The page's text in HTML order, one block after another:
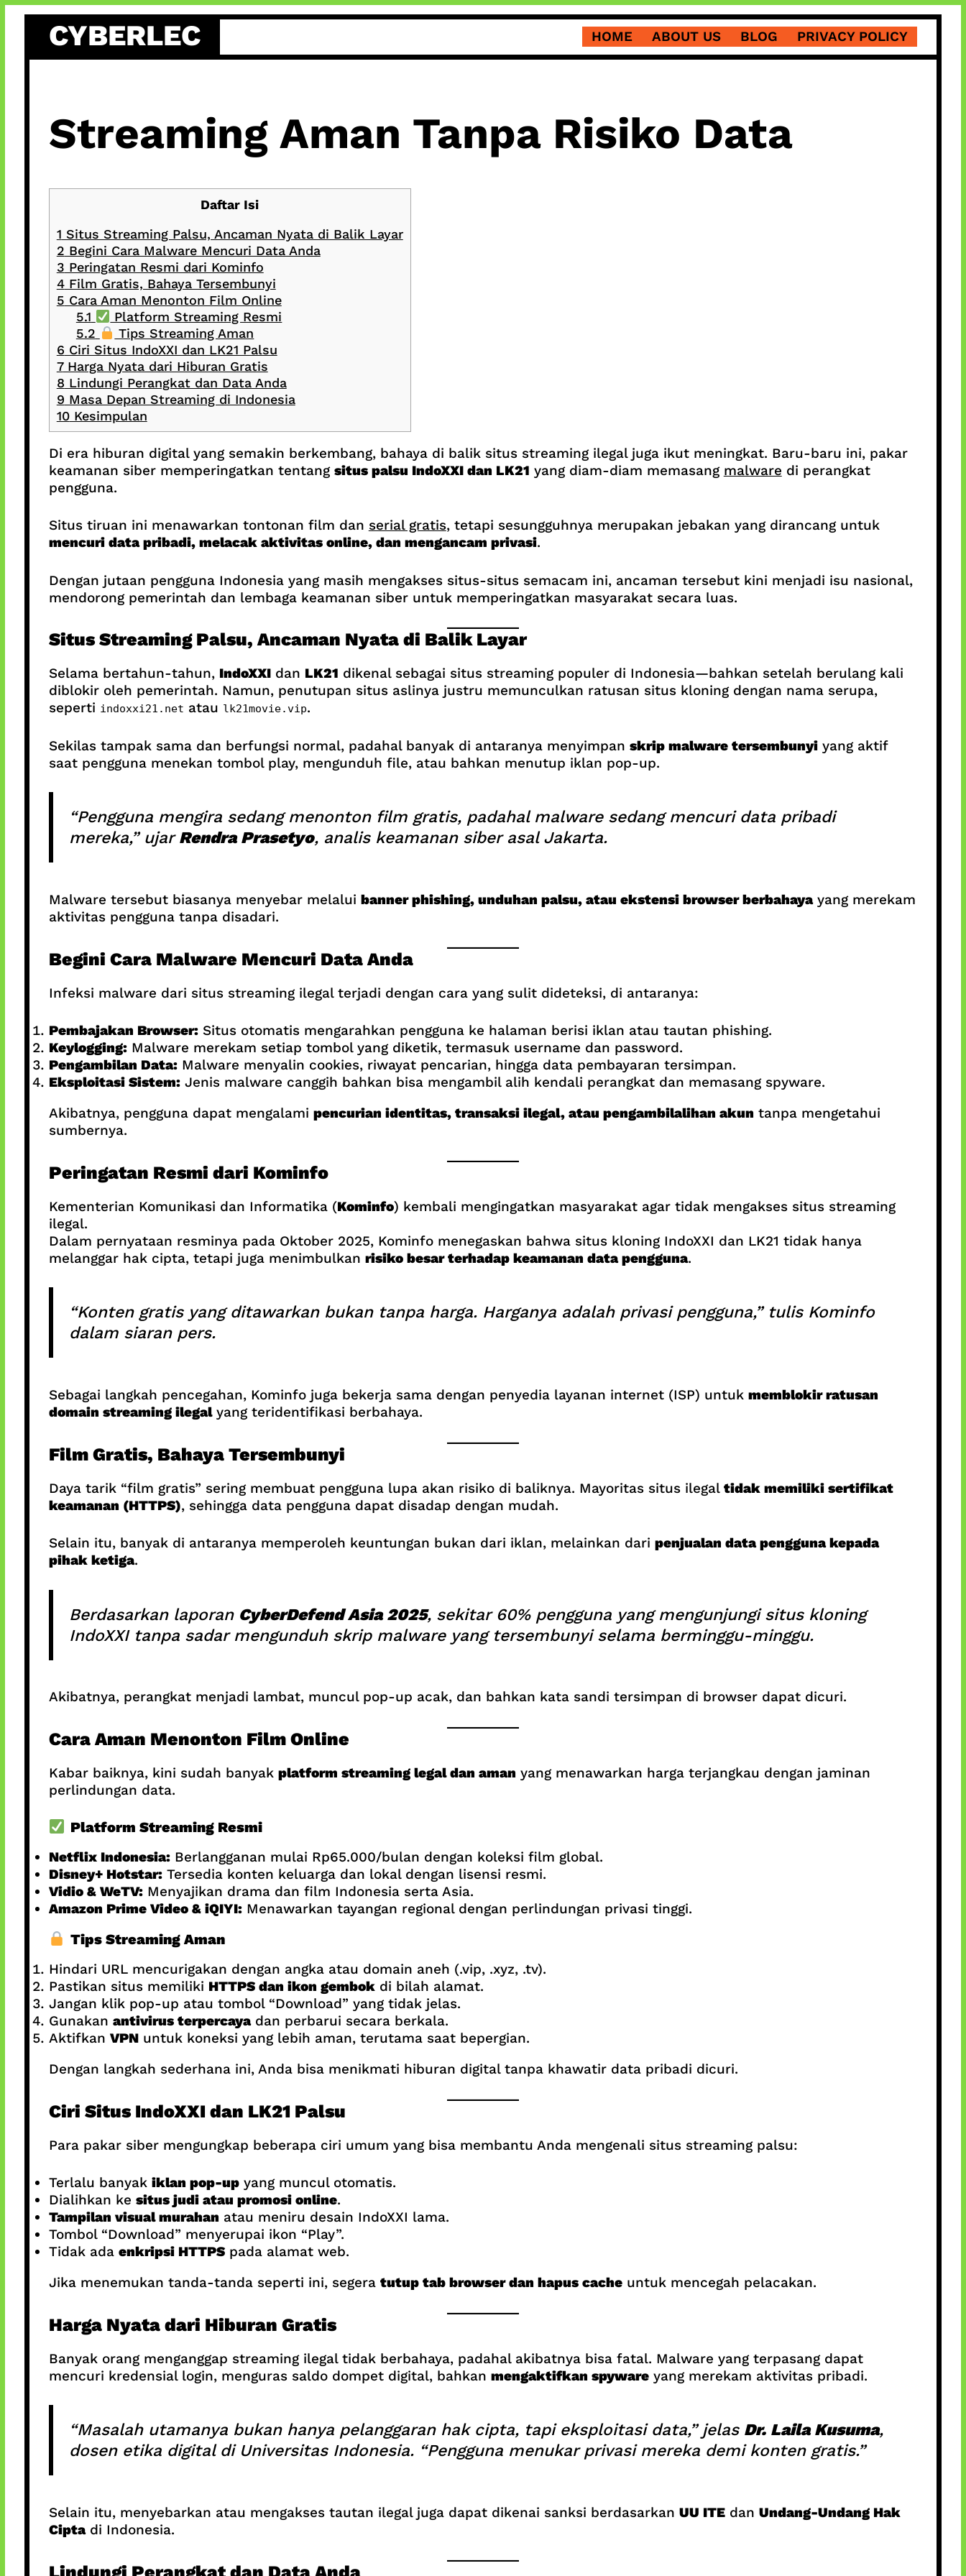
content
CYBERLEC HOME ABOUT US BLOG PRIVACY POLICY
Streaming Aman Tanpa Risiko Data
Daftar Isi
1 Situs Streaming Palsu, Ancaman Nyata di Balik Layar
2 Begini Cara Malware Mencuri Data Anda
3 Peringatan Resmi dari Kominfo
4Film Gratis, Bahaya Tersembunyi
5 Cara Aman Menonton Film Online
5.1
Platform Streaming Resmi
5.2
Tips Streaming Aman
6 Ciri Situs IndoXXI dan LK21 Palsu
7Harga Nyata dari Hiburan Gratis
8 Lindungi Perangkat dan Data Anda
9 Masa Depan Streaming di Indonesia
10Kesimpulan
Di era hiburan digital yang semakin berkembang, bahaya di balik situs streaming ilegal juga ikut meningkat. Baru-baru ini, pakar
keamanan siber memperingatkan tentang situs palsu IndoXXI dan LK21 yang diam-diam memasang malware di perangkat
pengguna.
Situs tiruan ini menawarkan tontonan film dan serial gratis, tetapi sesungguhnya merupakan jebakan yang dirancang untuk
mencuri data pribadi, melacak aktivitas online, dan mengancam privasi.
Dengan jutaan pengguna Indonesia yang masih mengakses situs-situs semacam ini, ancaman tersebut kini menjadi isu nasional,
mendorong pemerintah dan lembaga keamanan siber untuk memperingatkan masyarakat secara luas.
Situs Streaming Palsu, Ancaman Nyata di Balik Layar
Selama bertahun-tahun, IndoXXIdan LK21 dikenal sebagai situs streaming populer di Indonesia—bahkan setelah berulang kali
diblokir oleh pemerintah. Namun, penutupan situs aslinya justru memunculkan ratusan situs kloning dengan nama serupa,
seperti indoxxi21.net atau lk21movie.vip.
Sekilas tampak sama dan berfungsi normal, padahal banyak di antaranya menyimpan skrip malware tersembunyiyang aktif
saat pengguna menekan tombol play, mengunduh file, atau bahkan menutup iklan pop-up.
“Pengguna mengira sedang menonton film gratis, padahal malware sedang mencuri data pribadi
mereka,” ujarRendra Prasetyo, analis keamanan siber asal Jakarta.
Malware tersebut biasanya menyebar melalui banner phishing, unduhan palsu, atau ekstensi browser berbahayayang merekam
aktivitas pengguna tanpa disadari.
Begini Cara Malware Mencuri Data Anda
Infeksi malware dari situs streaming ilegal terjadi dengan cara yang sulit dideteksi, di antaranya:
Pembajakan Browser:Situs otomatis mengarahkan pengguna ke halaman berisi iklan atau tautan phishing.
Keylogging:Malware merekam setiap tombol yang diketik, termasuk username dan password.
Pengambilan Data:Malware menyalin cookies, riwayat pencarian, hingga data pembayaran tersimpan.
Eksploitasi Sistem:Jenis malware canggih bahkan bisa mengambil alih kendali perangkat dan memasang spyware.
Akibatnya, pengguna dapat mengalami pencurian identitas, transaksi ilegal, atau pengambilalihan akun tanpa mengetahui
sumbernya.
Peringatan Resmi dari Kominfo
Kementerian Komunikasi dan Informatika (Kominfo) kembali mengingatkan masyarakat agar tidak mengakses situs streaming
ilegal.
Dalam pernyataan resminya pada Oktober 2025, Kominfo menegaskan bahwa situs kloning IndoXXI dan LK21 tidak hanya
melanggar hak cipta, tetapi juga menimbulkan risiko besar terhadap keamanan data pengguna.
“Konten gratis yang ditawarkan bukan tanpa harga. Harganya adalah privasi pengguna,” tulis Kominfo
dalam siaran pers.
Sebagai langkah pencegahan, Kominfo juga bekerja sama dengan penyedia layanan internet (ISP) untuk memblokir ratusan
domain streaming ilegalyang teridentifikasi berbahaya.
Film Gratis, Bahaya Tersembunyi
Daya tarik “film gratis” sering membuat pengguna lupa akan risiko di baliknya. Mayoritas situs ilegal tidak memiliki sertifikat
keamanan (HTTPS), sehingga data pengguna dapat disadap dengan mudah.
Selain itu, banyak di antaranya memperoleh keuntungan bukan dari iklan, melainkan dari penjualan data pengguna kepada
pihak ketiga.
Berdasarkan laporan CyberDefend Asia 2025, sekitar 60% pengguna yang mengunjungi situs kloning
IndoXXI tanpa sadar mengunduh skrip malware yang tersembunyi selama berminggu-minggu.
Akibatnya, perangkat menjadi lambat, muncul pop-up acak, dan bahkan kata sandi tersimpan di browser dapat dicuri.
Cara Aman Menonton Film Online
Kabar baiknya, kini sudah banyak platform streaming legal dan aman yang menawarkan harga terjangkau dengan jaminan
perlindungan data.
Platform Streaming Resmi
Netflix Indonesia:Berlangganan mulai Rp65.000/bulan dengan koleksi film global.
Disney+ Hotstar:Tersedia konten keluarga dan lokal dengan lisensi resmi.
Vidio & WeTV:Menyajikan drama dan film Indonesia serta Asia.
Amazon Prime Video & iQIYI:Menawarkan tayangan regional dengan perlindungan privasi tinggi.
Tips Streaming Aman
Hindari URL mencurigakan dengan angka atau domain aneh (.vip, .xyz, .tv).
Pastikan situs memiliki HTTPS dan ikon gembokdi bilah alamat.
Jangan klik pop-up atau tombol “Download” yang tidak jelas.
Gunakan antivirus terpercayadan perbarui secara berkala.
Aktifkan VPNuntuk koneksi yang lebih aman, terutama saat bepergian.
Dengan langkah sederhana ini, Anda bisa menikmati hiburan digital tanpa khawatir data pribadi dicuri.
Ciri Situs IndoXXI dan LK21 Palsu
Para pakar siber mengungkap beberapa ciri umum yang bisa membantu Anda mengenali situs streaming palsu:
Terlalu banyak iklan pop-upyang muncul otomatis.
Dialihkan ke situs judi atau promosi online.
Tampilan visual murahan atau meniru desain IndoXXI lama.
Tombol “Download” menyerupai ikon “Play”.
Tidak ada enkripsi HTTPSpada alamat web.
Jika menemukan tanda-tanda seperti ini, segera tutup tab browser dan hapus cacheuntuk mencegah pelacakan.
Harga Nyata dari Hiburan Gratis
Banyak orang menganggap streaming ilegal tidak berbahaya, padahal akibatnya bisa fatal. Malware yang terpasang dapat
mencuri kredensial login, menguras saldo dompet digital, bahkan mengaktifkan spywareyang merekam aktivitas pribadi.
“Masalah utamanya bukan hanya pelanggaran hak cipta, tapi eksploitasi data,” jelas Dr. Laila Kusuma,
dosen etika digital di Universitas Indonesia. “Pengguna menukar privasi mereka demi konten gratis.”
Selain itu, menyebarkan atau mengakses tautan ilegal juga dapat dikenai sanksi berdasarkan UU ITEdan Undang-Undang Hak
Ciptadi Indonesia.